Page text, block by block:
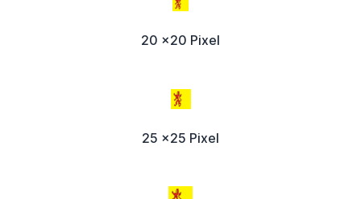
20 x20 Pixel
25 x25 Pixel